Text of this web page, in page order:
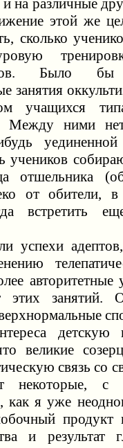
на различные
этой же
сколько
Было бы
занятия
учащихся
Между ними
учеников
отшельника
от обители,
встретить
адептов,
авторитетные
этих занятий.
детскую
великие
связь со
некоторые,
я уже
продукт
и результат